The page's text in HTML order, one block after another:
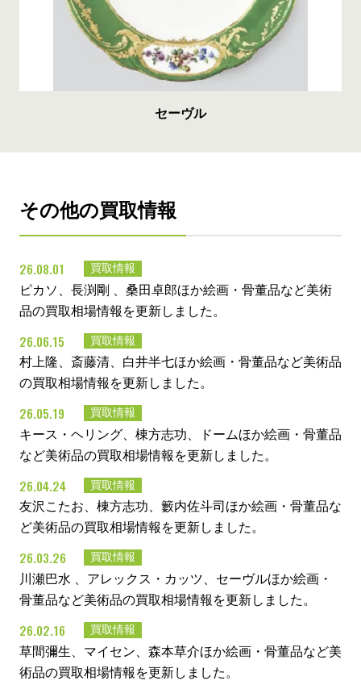
セーヴル
その他の買取情報
26.08.01 買取情報
ピカソ、長渕剛 、桑田卓郎ほか絵画・骨董品など美術
品の買取相場情報を更新しました。
26.06.15 買取情報
村上隆、斎藤清、白井半七ほか絵画・骨董品など美術品
の買取相場情報を更新しました。
26.05.19 買取情報
キース・ヘリング、棟方志功、ドームほか絵画・骨董品
など美術品の買取相場情報を更新しました。
26.04.24 買取情報
友沢こたお、棟方志功、籔内佐斗司ほか絵画・骨董品な
ど美術品の買取相場情報を更新しました。
26.03.26 買取情報
川瀬巴水 、アレックス・カッツ、セーヴルほか絵画・
骨董品など美術品の買取相場情報を更新しました。
26.02.16 買取情報
草間彌生、マイセン、森本草介ほか絵画・骨董品など美
術品の買取相場情報を更新しました。